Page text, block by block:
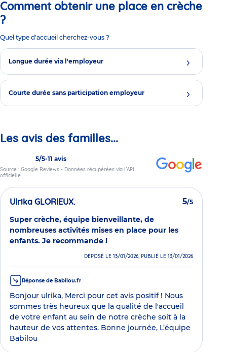
Comment obtenir une place en crèche
?
Quel type d'accueil cherchez-vous ?
Longue durée via l'employeur
Courte durée sans participation employeur
Les avis des familles...
5/5-11 avis
Source : Google Reviews - Données récupérées via l’API
officielle
Ulrika GLORIEUX. 5/5
Super crèche, équipe bienveillante, de
nombreuses activités mises en place pour les
enfants. Je recommande !
DÉPOSÉ LE 13/01/2026, PUBLIÉ LE 13/01/2026
Réponse de Babilou.fr
Bonjour ulrika, Merci pour cet avis positif ! Nous
sommes très heureux que la qualité de l'accueil
de votre enfant au sein de notre crèche soit à la
hauteur de vos attentes. Bonne journée, L’équipe
Babilou